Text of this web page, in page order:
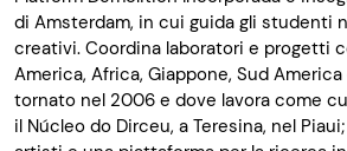
di Amsterdam, in cui guida gli studenti
creativi. Coordina laboratori e progetti
America, Africa, Giappone, Sud
tornato nel 2006 e dove lavora come
il Núcleo do Dirceu, a Teresina, nel Piaui